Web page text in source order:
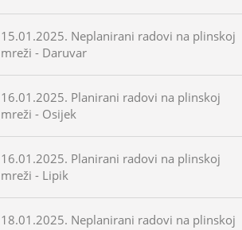
15.01.2025. Neplanirani radovi na plinskoj
mreži - Daruvar
16.01.2025. Planirani radovi na plinskoj
mreži - Osijek
16.01.2025. Planirani radovi na plinskoj
mreži - Lipik
18.01.2025. Neplanirani radovi na plinskoj